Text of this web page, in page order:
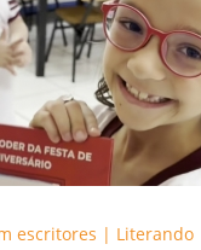
escritores | Literando